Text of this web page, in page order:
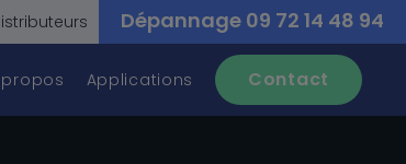
propos Applications Contact
Dépannage 09 72 14 48 94